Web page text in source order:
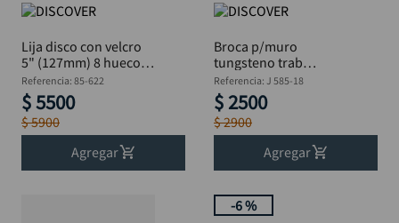
Lija disco con velcro
5" (127mm) 8 huecos,
P 150 x 5 unidades
DISCOVER
Referencia: 85-622
$5500
$5900
Agregar
Broca p/muro
tungsteno trab
pesado DISCOVER 1/8
x 6"
Referencia: J 585-18
$ 2500
$2900
Agregar
-6 %